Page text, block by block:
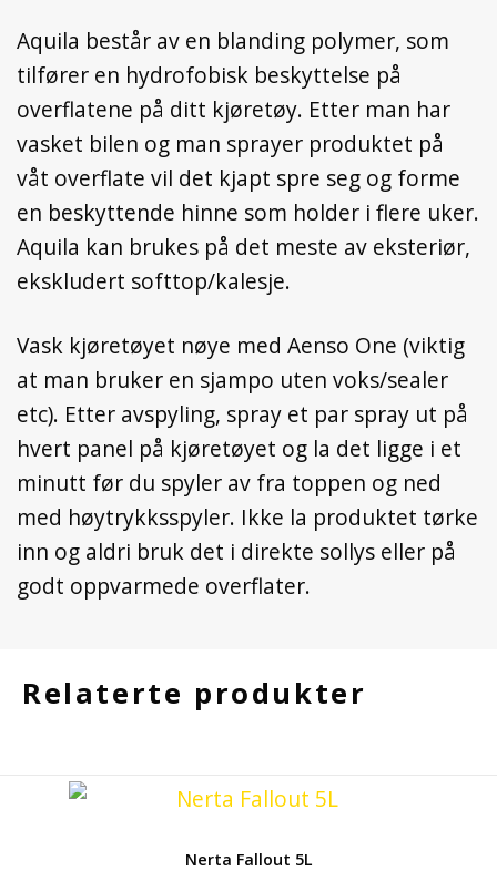
Aquila består av en blanding polymer, som
tilfører en hydrofobisk beskyttelse på
overflatene på ditt kjøretøy. Etter man har
vasket bilen og man sprayer produktet på
våt overflate vil det kjapt spre seg og forme
en beskyttende hinne som holder i flere uker.
Aquila kan brukes på det meste av eksteriør,
ekskludert softtop/kalesje.
Vask kjøretøyet nøye med Aenso One (viktig
at man bruker en sjampo uten voks/sealer
etc). Etter avspyling, spray et par spray ut på
hvert panel på kjøretøyet og la det ligge i et
minutt før du spyler av fra toppen og ned
med høytrykksspyler. Ikke la produktet tørke
inn og aldri bruk det i direkte sollys eller på
godt oppvarmede overflater.
Relaterte produkter
Nerta Fallout 5L